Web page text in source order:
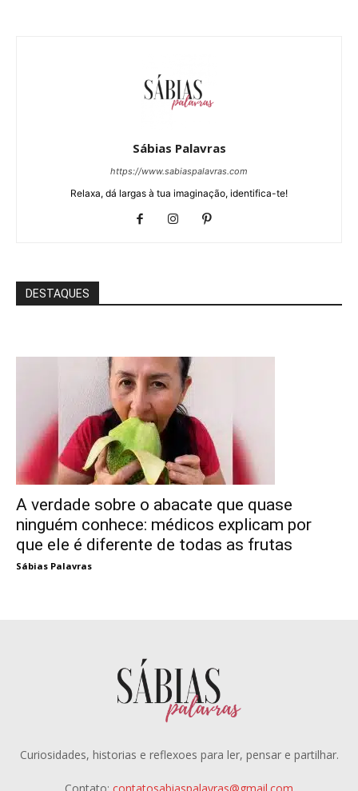
Sábias Palavras
https://www.sabiaspalavras.com
Relaxa, dá largas à tua imaginação, identifica-te!
DESTAQUES
A verdade sobre o abacate que quase
ninguém conhece: médicos explicam por
que ele é diferente de todas as frutas
Sábias Palavras
Curiosidades, historias e reflexoes para ler, pensar e partilhar.
Contato: contatosabiaspalavras@gmail.com